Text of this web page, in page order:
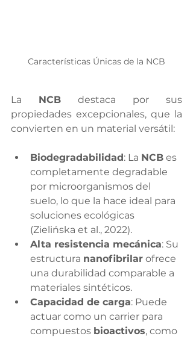
Características Únicas de la NCB
La NCB destaca por sus
propiedades excepcionales, que la
convierten en un material versátil:
Biodegradabilidad : La NCB es
completamente degradable
por microorganismos del
suelo, lo que la hace ideal para
soluciones ecológicas
(Zielińska et al., 2022).
Alta resistencia mecánica: Su
estructura nanofibrilar ofrece
una durabilidad comparable a
materiales sintéticos.
Capacidad de carga: Puede
actuar como un carrier para
compuestos bioactivos, como